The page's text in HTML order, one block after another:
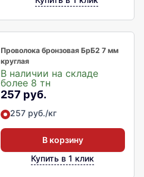
Проволока бронзовая БрБ2 7 мм
круглая
В наличии на складе
более 8 тн
257 руб.
257 руб./кг
В корзину
Купить в 1 клик